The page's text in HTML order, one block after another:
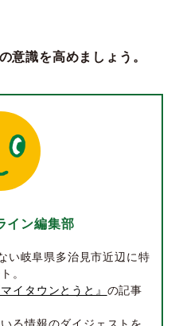
意識を高めましょう。
イン編集部
い岐阜県多治見市近辺に特
。
マイタウンとうと』 の記事